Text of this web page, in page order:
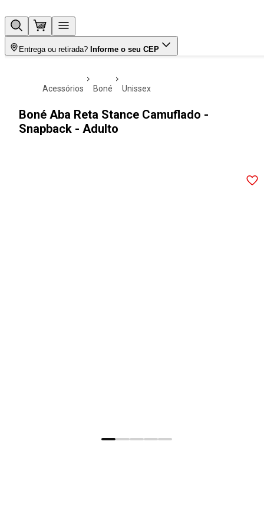
Entrega ou retirada? Informe o seu CEP
acessórios boné unissex
Boné Aba Reta Stance Camuflado -
Snapback - Adulto